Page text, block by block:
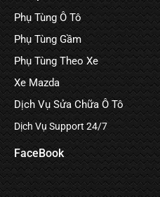
Phụ Tùng Ô Tô
Phụ Tùng Gầm
Phụ Tùng Theo Xe
Xe Mazda
Dịch Vụ Sửa Chữa Ô Tô
Dịch Vụ Support 24/7
FaceBook